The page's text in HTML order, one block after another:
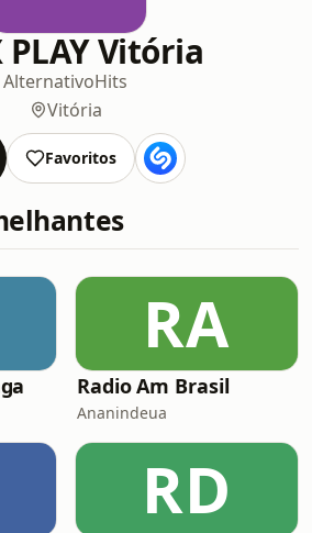
PLAY Vitória
AlternativoHits
Vitória
Favoritos
RA
Radio Am Brasil
Ananindeua
RD